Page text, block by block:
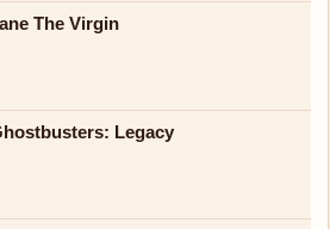
The Virgin
Legacy